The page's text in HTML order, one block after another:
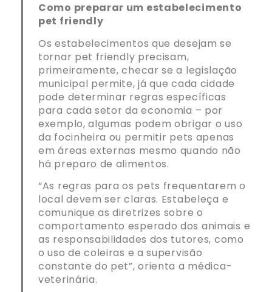
Como preparar um estabelecimento
pet friendly
Os estabelecimentos que desejam se
tornar pet friendly precisam,
primeiramente, checar se a legislação
municipal permite, já que cada cidade
pode determinar regras específicas
para cada setor da economia – por
exemplo, algumas podem obrigar o uso
da focinheira ou permitir pets apenas
em áreas externas mesmo quando não
há preparo de alimentos.
“As regras para os pets frequentarem o
local devem ser claras. Estabeleça e
comunique as diretrizes sobre o
comportamento esperado dos animais e
as responsabilidades dos tutores, como
o uso de coleiras e a supervisão
constante do pet”, orienta a médica-
veterinária.